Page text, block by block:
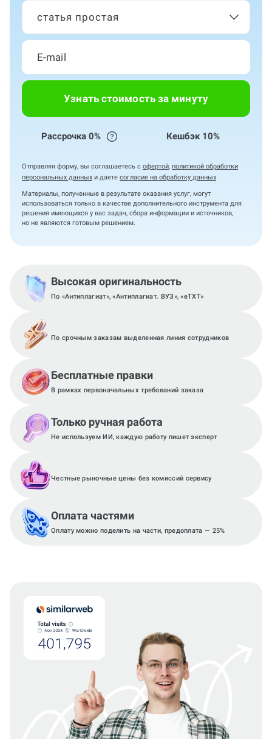
статья простая
Узнать стоимость за минуту
Рассрочка 0% Кешбэк 10%
Отправляя форму, вы соглашаетесь с офертой, политикой обработки
персональных данных и даете согласие на обработку данных
Материалы, полученные в результате оказания услуг, могут
использоваться только в качестве дополнительного инструмента для
решения имеющихся у вас задач, сбора информации и источников,
но не являются готовым решением.
Высокая оригинальность
По «Антиплагиат», «Антиплагиат. ВУЗ», «eTXT»
По срочным заказам выделенная линия сотрудников
Бесплатные правки
В рамках первоначальных требований заказа
Только ручная работа
Не используем ИИ, каждую работу пишет эксперт
Честные рыночные цены без комиссий сервису
Оплата частями
Оплату можно поделить на части, предоплата — 25%